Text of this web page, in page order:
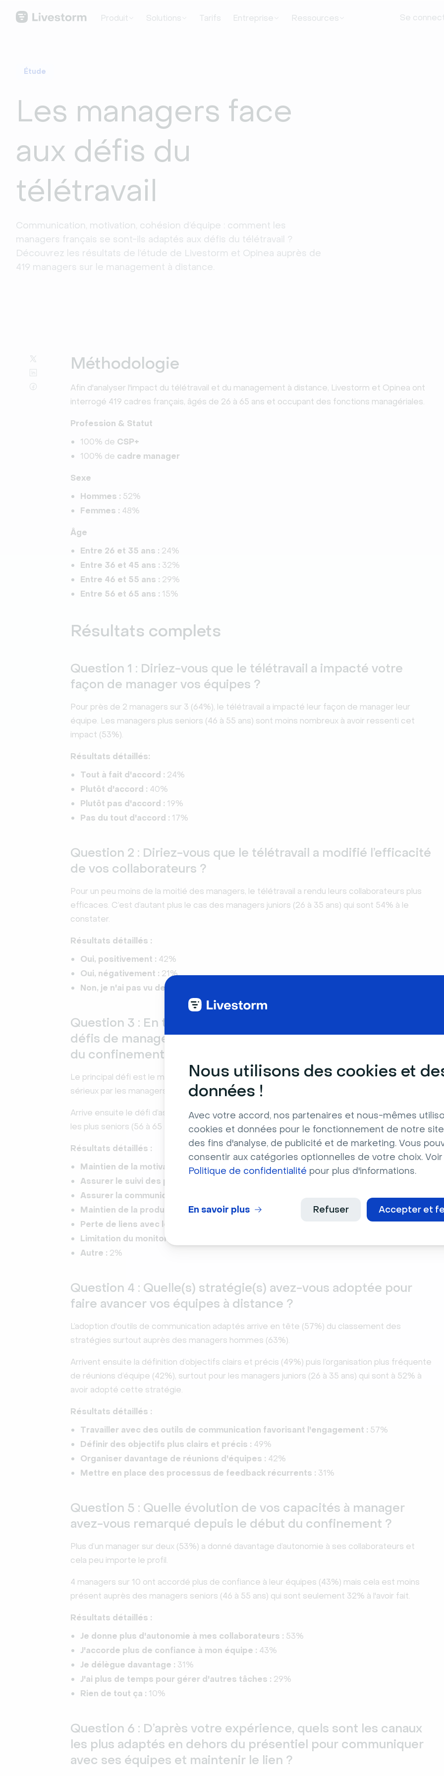
Nous utilisons des cookies et
données !
Avec votre accord, nos partenaires et nous-mêmes
cookies et données pour le fonctionnement de notre site
des fins d'analyse, de publicité et de marketing. Vous
consentir aux catégories optionnelles de votre choix.
Politique de confidentialité pour plus d'informations.
Accepter et
Refuser
En savoir plus
Produit Solutions Tarifs Entreprise Ressources Se
Étude
Les managers face
aux défis du
télétravail
Communication, motivation, cohésion d’équipe : comment les
managers français se sont-ils adaptés aux défis du télétravail ?
Découvrez les résultats de l’étude de Livestorm et Opinea auprès de
419 managers sur le management à distance.
Méthodologie
Afin d'analyser l'impact du télétravail et du management à distance, Livestorm et Opinea ont
interrogé 419 cadres français, âgés de 26 à 65 ans et occupant des fonctions managériales.
Profession & Statut
100% de CSP+
100% de cadre manager
Sexe
Hommes : 52%
Femmes : 48%
Âge
Entre 26 et 35 ans : 24%
Entre 36 et 45 ans : 32%
Entre 46 et 55 ans : 29%
Entre 56 et 65 ans : 15%
Résultats complets
Question 1 : Diriez-vous que le télétravail a impacté votre
façon de manager vos équipes ?
Pour près de 2 managers sur 3 (64%), le télétravail a impacté leur façon de manager leur
équipe. Les managers plus seniors (46 à 55 ans) sont moins nombreux à avoir ressenti cet
impact (53%).
Résultats détaillés:
Tout à fait d'accord : 24%
Plutôt d'accord : 40%
Plutôt pas d'accord : 19%
Pas du tout d'accord : 17%
Question 2 : Diriez-vous que le télétravail a modifié l’efficacité
de vos collaborateurs ?
Pour un peu moins de la moitié des managers, le télétravail a rendu leurs collaborateurs plus
efficaces. C’est d’autant plus le cas des managers juniors (26 à 35 ans) qui sont 54% à le
constater.
Résultats détaillés :
Oui, positivement : 42%
Oui, négativement : 21%
Non, je n'ai pas vu de changement :
Question 3 : En tant que manager, quels ont été les principaux
défis de management auxquels vous avez été confrontés lors
du confinement ?
Le principal défi est le maintien de la motivation des équipes (58%). Défi, d’autant plus pris au
sérieux par les managers juniors (26 à 35 ans) qui sont 71% à y avoir été confrontés.
Arrive ensuite le défi d’assurer le suivi des projets à distance (49%) surtout pour les managers
les plus seniors (56 à 65 ans) qui sont 64% à y avoir été confrontés.
Résultats détaillés :
Maintien de la motivation des équipes : 58%
Assurer le suivi des projets à distance :
Assurer la communication interne :
Maintien de la productivité :42%
Perte de liens avec les collaborateurs :
Limitation du monitoring avec les équipes :
Autre : 2%
Question 4 : Quelle(s) stratégie(s) avez-vous adoptée pour
faire avancer vos équipes à distance ?
L’adoption d'outils de communication adaptés arrive en tête (57%) du classement des
stratégies surtout auprès des managers hommes (63%).
Arrivent ensuite la définition d’objectifs clairs et précis (49%) puis l’organisation plus fréquente
de réunions d’équipe (42%), surtout pour les managers juniors (26 à 35 ans) qui sont à 52% à
avoir adopté cette stratégie.
Résultats détaillés :
Travailler avec des outils de communication favorisant l'engagement : 57%
Définir des objectifs plus clairs et précis : 49%
Organiser davantage de réunions d'équipes : 42%
Mettre en place des processus de feedback récurrents : 31%
Question 5 : Quelle évolution de vos capacités à manager
avez-vous remarqué depuis le début du confinement ?
Plus d’un manager sur deux (53%) a donné davantage d’autonomie à ses collaborateurs et
cela peu importe le profil.
4 managers sur 10 ont accordé plus de confiance à leur équipes (43%) mais cela est moins
présent auprès des managers seniors (46 à 55 ans) qui sont seulement 32% à l'avoir fait.
Résultats détaillés :
Je donne plus d'autonomie à mes collaborateurs : 53%
J'accorde plus de confiance à mon équipe : 43%
Je délègue davantage : 31%
J'ai plus de temps pour gérer d'autres tâches : 29%
Rien de tout ça : 10%
Question 6 : D’après votre expérience, quels sont les canaux
les plus adaptés en dehors du présentiel pour communiquer
avec ses équipes et maintenir le lien ?